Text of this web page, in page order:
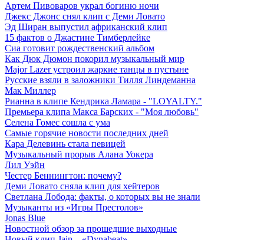
Артем Пивоваров украл богиню ночи
Джекс Джонс снял клип с Деми Ловато
Эд Ширан выпустил африканский клип
15 фактов о Джастине Тимберлейке
Сиа готовит рождественский альбом
Как Дюк Дюмон покорил музыкальный мир
Major Lazer устроил жаркие танцы в пустыне
Русские взяли в заложники Тилля Линдеманна
Мак Миллер
Рианна в клипе Кендрика Ламара - "LOYALTY."
Премьера клипа Макса Барских - "Моя любовь"
Селена Гомес сошла с ума
Самые горячие новости последних дней
Кара Делевинь стала певицей
Музыкальный прорыв Алана Уокера
Лил Уэйн
Честер Беннингтон: почему?
Деми Ловато сняла клип для хейтеров
Светлана Лобода: факты, о которых вы не знали
Музыканты из «Игры Престолов»
Jonas Blue
Новостной обзор за прошедшие выходные